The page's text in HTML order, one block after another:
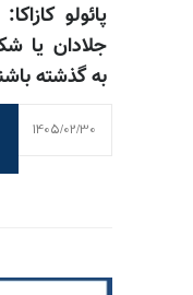
پائولو
جلادان یا
به گذشته
1405/02/30